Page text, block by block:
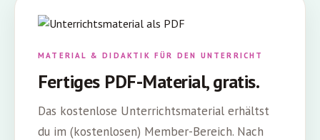
MATERIAL & DIDAKTIK FÜR DEN UNTERRICHT
Fertiges PDF-Material, gratis.
Das kostenlose Unterrichtsmaterial erhältst
du im (kostenlosen) Member-Bereich. Nach